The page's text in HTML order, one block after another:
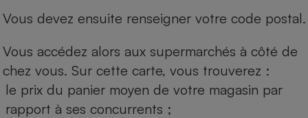
Vous devez ensuite renseigner votre code postal.
Vous accédez alors aux supermarchés à côté de
chez vous. Sur cette carte, vous trouverez :
le prix du panier moyen de votre magasin par
rapport à ses concurrents ;